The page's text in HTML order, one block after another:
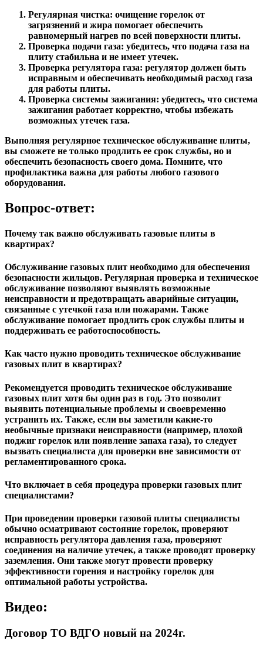
Регулярная чистка: очищение горелок от
загрязнений и жира помогает обеспечить
равномерный нагрев по всей поверхности плиты.
Проверка подачи газа: убедитесь, что подача газа на
плиту стабильна и не имеет утечек.
Проверка регулятора газа: регулятор должен быть
исправным и обеспечивать необходимый расход газа
для работы плиты.
Проверка системы зажигания: убедитесь, что система
зажигания работает корректно, чтобы избежать
возможных утечек газа.
Выполняя регулярное техническое обслуживание плиты,
вы сможете не только продлить ее срок службы, но и
обеспечить безопасность своего дома. Помните, что
профилактика важна для работы любого газового
оборудования.
Вопрос-ответ:
Почему так важно обслуживать газовые плиты в
квартирах?
Обслуживание газовых плит необходимо для обеспечения
безопасности жильцов. Регулярная проверка и техническое
обслуживание позволяют выявлять возможные
неисправности и предотвращать аварийные ситуации,
связанные с утечкой газа или пожарами. Также
обслуживание помогает продлить срок службы плиты и
поддерживать ее работоспособность.
Как часто нужно проводить техническое обслуживание
газовых плит в квартирах?
Рекомендуется проводить техническое обслуживание
газовых плит хотя бы один раз в год. Это позволит
выявить потенциальные проблемы и своевременно
устранить их. Также, если вы заметили какие-то
необычные признаки неисправности (например, плохой
поджиг горелок или появление запаха газа), то следует
вызвать специалиста для проверки вне зависимости от
регламентированного срока.
Что включает в себя процедура проверки газовых плит
специалистами?
При проведении проверки газовой плиты специалисты
обычно осматривают состояние горелок, проверяют
исправность регулятора давления газа, проверяют
соединения на наличие утечек, а также проводят проверку
заземления. Они также могут провести проверку
эффективности горения и настройку горелок для
оптимальной работы устройства.
Видео:
Договор ТО ВДГО новый на 2024г.